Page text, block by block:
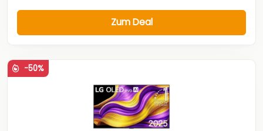
Zum Deal
-50%